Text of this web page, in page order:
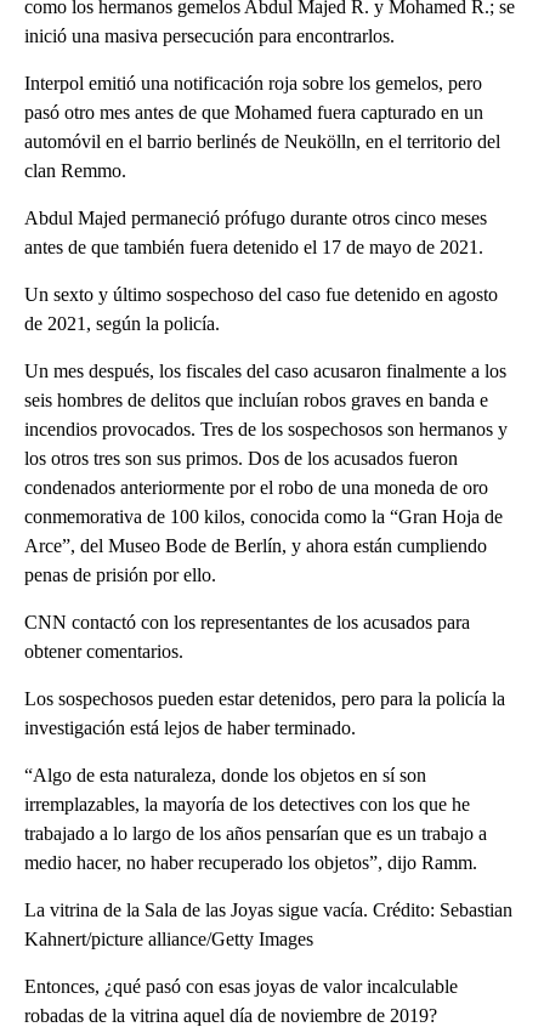
como los hermanos gemelos Abdul Majed R. y Mohamed R.; se
inició una masiva persecución para encontrarlos.
Interpol emitió una notificación roja sobre los gemelos, pero
pasó otro mes antes de que Mohamed fuera capturado en un
automóvil en el barrio berlinés de Neukölln, en el territorio del
clan Remmo.
Abdul Majed permaneció prófugo durante otros cinco meses
antes de que también fuera detenido el 17 de mayo de 2021.
Un sexto y último sospechoso del caso fue detenido en agosto
de 2021, según la policía.
Un mes después, los fiscales del caso acusaron finalmente a los
seis hombres de delitos que incluían robos graves en banda e
incendios provocados. Tres de los sospechosos son hermanos y
los otros tres son sus primos. Dos de los acusados fueron
condenados anteriormente por el robo de una moneda de oro
conmemorativa de 100 kilos, conocida como la “Gran Hoja de
Arce”, del Museo Bode de Berlín, y ahora están cumpliendo
penas de prisión por ello.
CNN contactó con los representantes de los acusados para
obtener comentarios.
Los sospechosos pueden estar detenidos, pero para la policía la
investigación está lejos de haber terminado.
“Algo de esta naturaleza, donde los objetos en sí son
irremplazables, la mayoría de los detectives con los que he
trabajado a lo largo de los años pensarían que es un trabajo a
medio hacer, no haber recuperado los objetos”, dijo Ramm.
La vitrina de la Sala de las Joyas sigue vacía. Crédito: Sebastian
Kahnert/picture alliance/Getty Images
Entonces, ¿qué pasó con esas joyas de valor incalculable
robadas de la vitrina aquel día de noviembre de 2019?